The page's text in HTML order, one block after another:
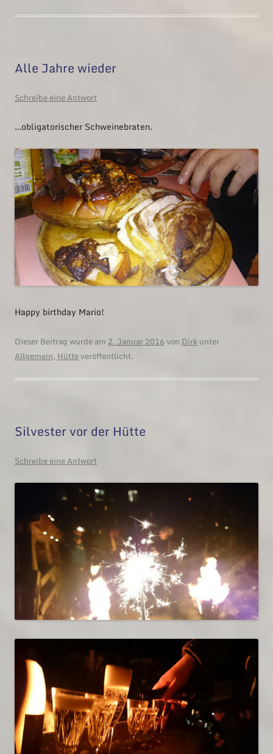
Alle Jahre wieder
Schreibe eine Antwort
…obligatorischer Schweinebraten.
Happy birthday Mario!
Dieser Beitrag wurde am 2. Januar 2016von Dirkunter
Allgemein, Hütteveröffentlicht.
Silvester vor der Hütte
Schreibe eine Antwort